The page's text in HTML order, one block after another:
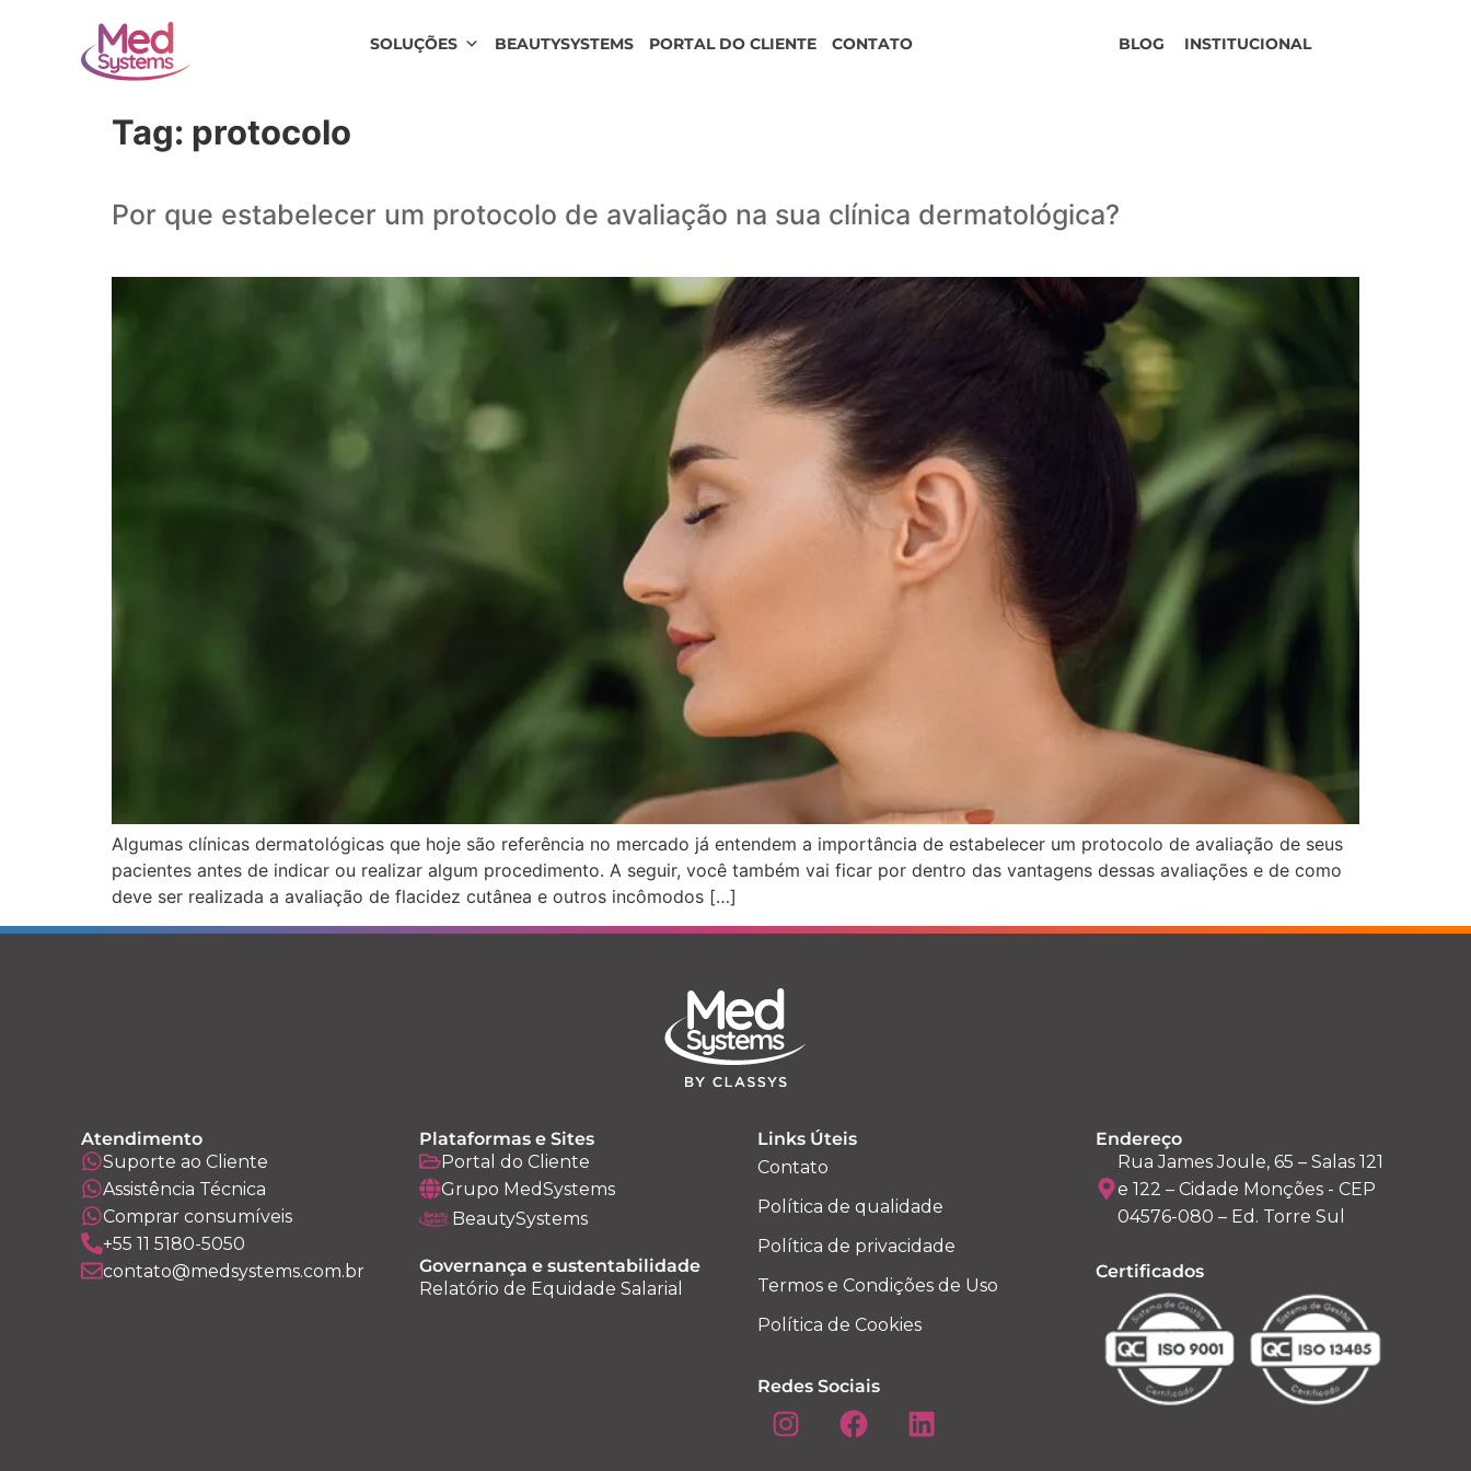
SOLUÇÕES BEAUTYSYSTEMS PORTAL DO CLIENTE CONTATO INSTITUCIONAL
BLOG
Tag: protocolo
Por que estabelecer um protocolo de avaliação na sua clínica dermatológica?
Algumas clínicas dermatológicas que hoje são referência no mercado já entendem a importância de estabelecer um protocolo de avaliação de seus
pacientes antes de indicar ou realizar algum procedimento. A seguir, você também vai ficar por dentro das vantagens dessas avaliações e de como
deve ser realizada a avaliação de flacidez cutânea e outros incômodos […]
Atendimento
Suporte ao Cliente
Assistência Técnica
Comprar consumíveis
+55 11 5180-5050
contato@medsystems.com.br
Plataformas e Sites
Portal do Cliente
Grupo MedSystems
BeautySystems
Governança e sustentabilidade
Relatório de Equidade Salarial
Links Úteis
Contato
Política de qualidade
Política de privacidade
Termos e Condições de Uso
Política de Cookies
Redes Sociais
Endereço
Rua James Joule, 65 – Salas 121
e 122 – Cidade Monções - CEP
04576-080 – Ed. Torre Sul
Certificados